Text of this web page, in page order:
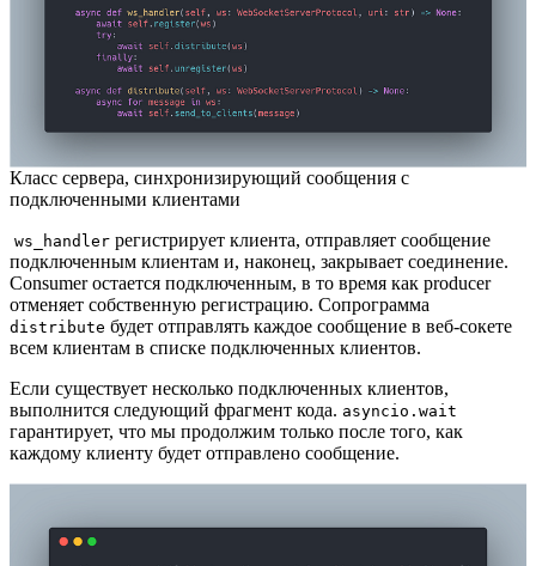
Класс сервера, синхронизирующий сообщения с
подключенными клиентами
ws_handler регистрирует клиентa, отправляет сообщение
подключенным клиентам и, наконец, закрывает соединение.
Consumer остается подключенным, в то время как producer
отменяет собственную регистрацию. Сопрограмма
distribute будет отправлять каждое сообщение в веб-сокете
всем клиентам в списке подключенных клиентов.
Если существует несколько подключенных клиентов,
выполнится следующий фрагмент кода. asyncio.wait
гарантирует, что мы продолжим только после того, как
каждому клиенту будет отправлено сообщение.